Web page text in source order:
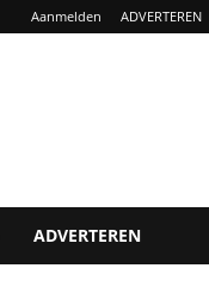
Aanmelden ADVERTEREN
ADVERTEREN